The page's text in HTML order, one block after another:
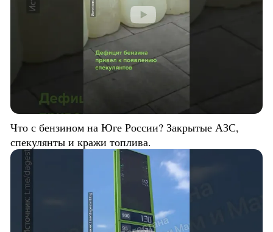
Что с бензином на Юге России? Закрытые АЗС,
спекулянты и кражи топлива.